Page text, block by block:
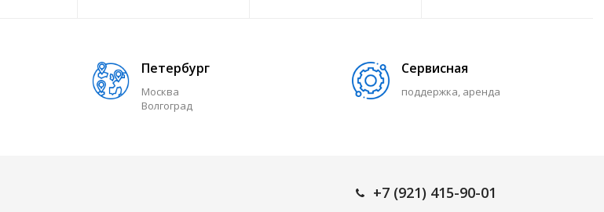
Петербург
Москва
Волгоград
Сервисная
поддержка, аренда
+7 (921) 415-90-01